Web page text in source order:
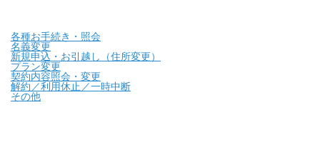
各種お手続き・照会
名義変更
新規申込・お引越し（住所変更）
プラン変更
契約内容照会・変更
解約／利用休止／一時中断
その他